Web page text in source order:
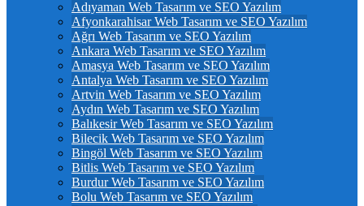
Adıyaman Web Tasarım ve SEO Yazılım
Afyonkarahisar Web Tasarım ve SEO Yazılım
Ağrı Web Tasarım ve SEO Yazılım
Ankara Web Tasarım ve SEO Yazılım
Amasya Web Tasarım ve SEO Yazılım
Antalya Web Tasarım ve SEO Yazılım
Artvin Web Tasarım ve SEO Yazılım
Aydın Web Tasarım ve SEO Yazılım
Balıkesir Web Tasarım ve SEO Yazılım
Bilecik Web Tasarım ve SEO Yazılım
Bingöl Web Tasarım ve SEO Yazılım
Bitlis Web Tasarım ve SEO Yazılım
Burdur Web Tasarım ve SEO Yazılım
Bolu Web Tasarım ve SEO Yazılım